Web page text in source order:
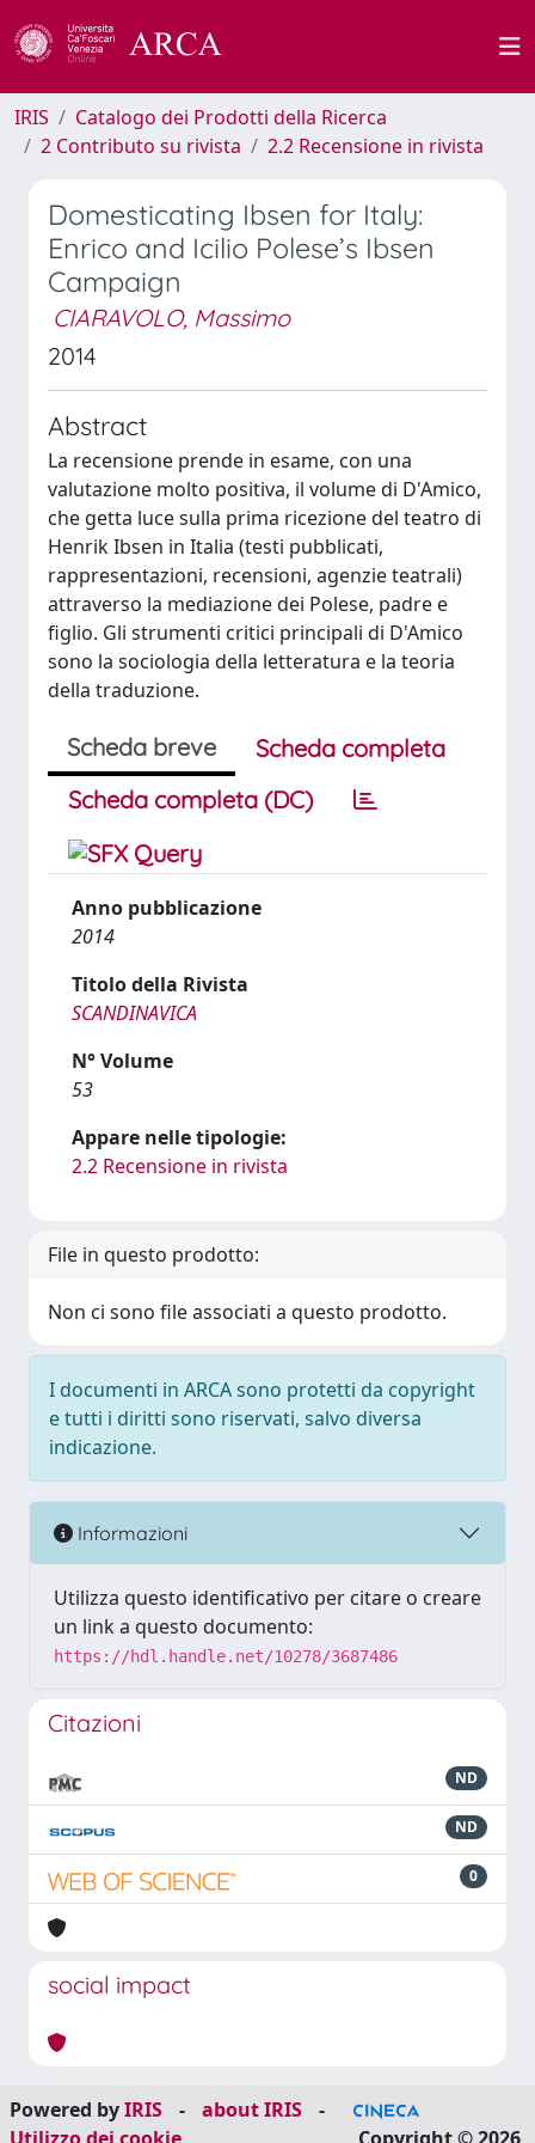
IRIS
Catalogo dei Prodotti della Ricerca
2 Contributo su rivista
2.2 Recensione in rivista
Domesticating Ibsen for Italy:
Enrico and Icilio Polese’s Ibsen
Campaign
CIARAVOLO, Massimo
2014
Abstract
La recensione prende in esame, con una
valutazione molto positiva, il volume di D'Amico,
che getta luce sulla prima ricezione del teatro di
Henrik Ibsen in Italia (testi pubblicati,
rappresentazioni, recensioni, agenzie teatrali)
attraverso la mediazione dei Polese, padre e
figlio. Gli strumenti critici principali di D'Amico
sono la sociologia della letteratura e la teoria
della traduzione.
Scheda breve
Scheda completa
Scheda completa (DC)
Anno pubblicazione
2014
Titolo della Rivista
SCANDINAVICA
N° Volume
53
Appare nelle tipologie:
2.2 Recensione in rivista
File in questo prodotto:
Non ci sono file associati a questo prodotto.
I documenti in ARCA sono protetti da copyright
e tutti i diritti sono riservati, salvo diversa
indicazione.
Informazioni
Utilizza questo identificativo per citare o creare
un link a questo documento:
https://hdl.handle.net/10278/3687486
Citazioni
ND
ND
0
social impact
Powered byIRIS - about IRIS
-